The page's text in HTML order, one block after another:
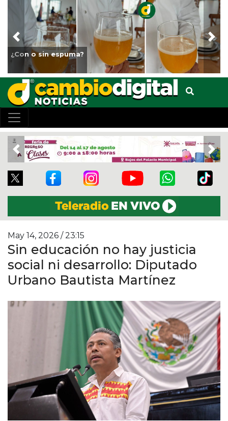
Fortalece Ayuntamiento de Veracruz el cuidado de
animales del Parque Miguel Ángel de Quevedo
Previous
Previous
May 14, 2026 / 23:15
Sin educación no hay justicia
social ni desarrollo: Diputado
Urbano Bautista Martínez